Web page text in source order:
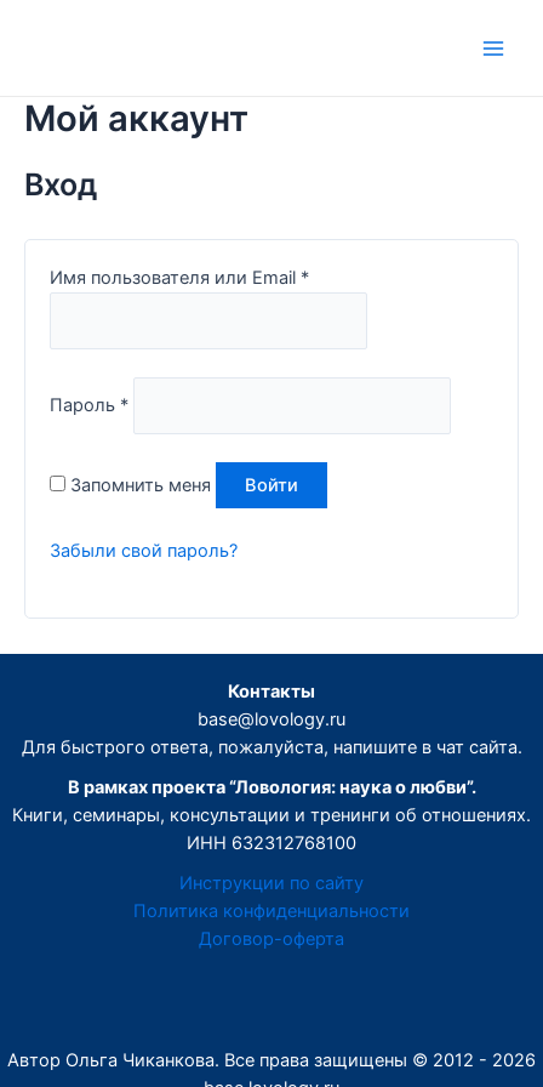
Мой аккаунт
Вход
Имя пользователя или Email *
Пароль *
Запомнить меня Войти
Забыли свой пароль?
Контакты
base@lovology.ru
Для быстрого ответа, пожалуйста, напишите в чат сайта.
В рамках проекта “Ловология: наука о любви”.
Книги, семинары, консультации и тренинги об отношениях.
ИНН 632312768100
Инструкции по сайту
Политика конфиденциальности
Договор-оферта
Автор Ольга Чиканкова. Все права защищены © 2012 - 2026